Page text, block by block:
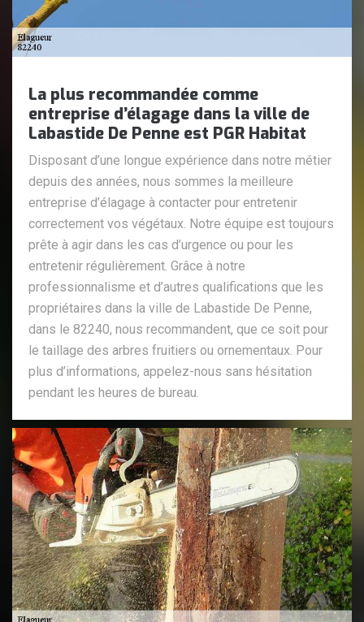
La plus recommandée comme
entreprise d’élagage dans la ville de
Labastide De Penne est PGR Habitat
Disposant d’une longue expérience dans notre métier
depuis des années, nous sommes la meilleure
entreprise d’élagage à contacter pour entretenir
correctement vos végétaux. Notre équipe est toujours
prête à agir dans les cas d’urgence ou pour les
entretenir régulièrement. Grâce à notre
professionnalisme et d’autres qualifications que les
propriétaires dans la ville de Labastide De Penne,
dans le 82240, nous recommandent, que ce soit pour
le taillage des arbres fruitiers ou ornementaux. Pour
plus d’informations, appelez-nous sans hésitation
pendant les heures de bureau.